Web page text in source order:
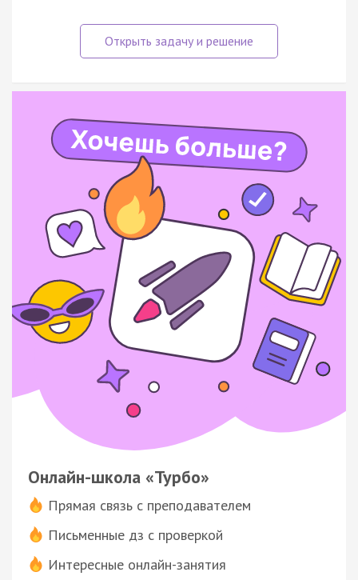
Онлайн-школа «Турбо»
Прямая связь с преподавателем
Письменные дз с проверкой
Интересные онлайн-занятия